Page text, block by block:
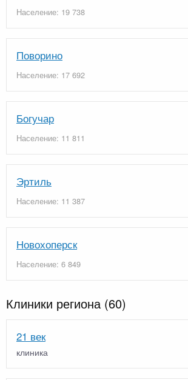
Население: 19 738
Поворино
Население: 17 692
Богучар
Население: 11 811
Эртиль
Население: 11 387
Новохоперск
Население: 6 849
Клиники региона (60)
21 век
клиника